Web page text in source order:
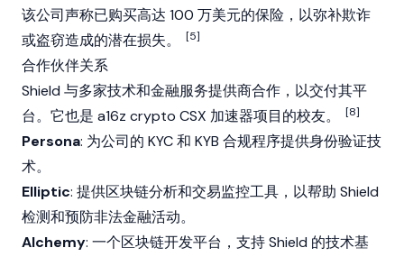
该公司声称已购买高达 100 万美元的保险，以弥补欺诈
或盗窃造成的潜在损失。
[5]
合作伙伴关系
Shield 与多家技术和金融服务提供商合作，以交付其平
台。它也是 a16z crypto CSX 加速器项目的校友。
[8]
Persona: 为公司的 KYC 和 KYB 合规程序提供身份验证技
术。
Elliptic: 提供区块链分析和交易监控工具，以帮助 Shield
检测和预防非法金融活动。
Alchemy: 一个区块链开发平台，支持 Shield 的技术基